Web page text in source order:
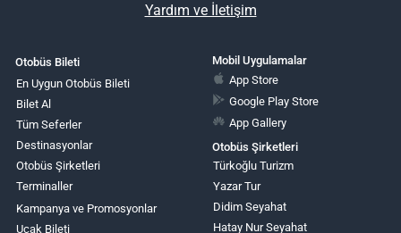
Yardım ve İletişim
Otobüs Bileti
En Uygun Otobüs Bileti
Bilet Al
Tüm Seferler
Destinasyonlar
Otobüs Şirketleri
Terminaller
Kampanya ve Promosyonlar
Uçak Bileti
Mobil Uygulamalar
App Store
Google Play Store
App Gallery
Otobüs Şirketleri
Türkoğlu Turizm
Yazar Tur
Didim Seyahat
Hatay Nur Seyahat